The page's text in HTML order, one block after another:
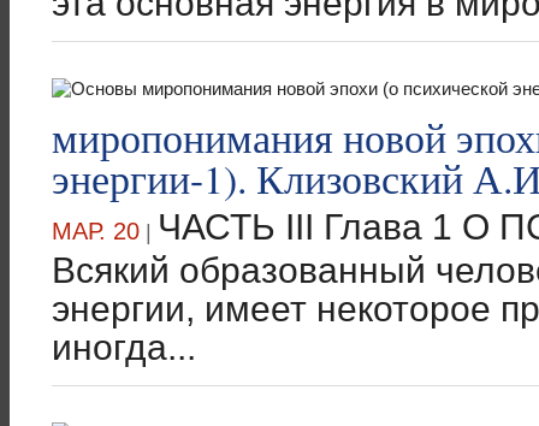
миропонимания новой
энергии-1). Клизовский
МАР. 20 | ЧАСТЬ III Глава 1 О
Всякий образованный
энергии, имеет некоторое
иногда...